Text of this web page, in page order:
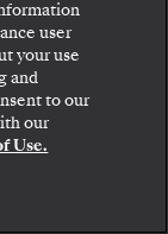
y los
forma
user
your use
and
to our
our
Use.